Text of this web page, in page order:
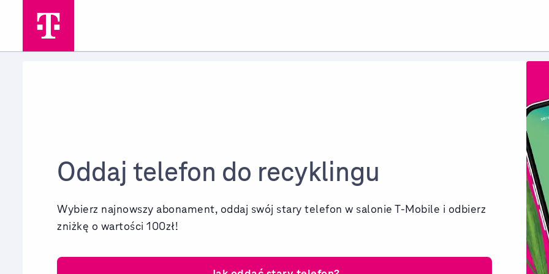
Przejdź do strony głównej
Oddaj telefon do recyklingu
Wybierz najnowszy abonament, oddaj swój stary telefon w salonie T-Mobile i odbierz
zniżkę o wartości 100zł!